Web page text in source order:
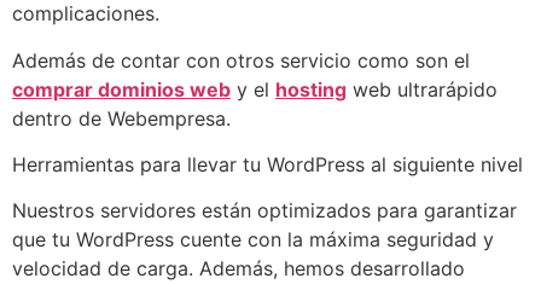
complicaciones.
Además de contar con otros servicio como son el
comprar dominios web y el hosting web ultrarápido
dentro de Webempresa.
Herramientas para llevar tu WordPress al siguiente nivel
Nuestros servidores están optimizados para garantizar
que tu WordPress cuente con la máxima seguridad y
velocidad de carga. Además, hemos desarrollado